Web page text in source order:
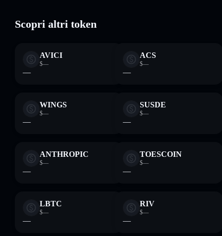
Scopri altri token
AVICI
$—
—
ACS
$—
—
WINGS
$—
—
SUSDE
$—
—
ANTHROPIC
$—
—
TOESCOIN
$—
—
LBTC
$—
—
RIV
$—
—